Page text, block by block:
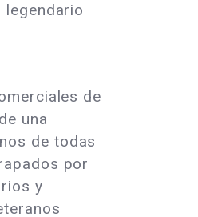
de
una
de todas
por
y